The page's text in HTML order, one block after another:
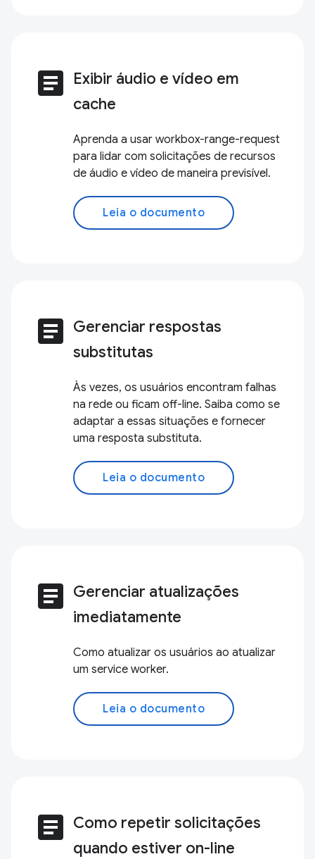
article Exibir áudio e vídeo em
cache
Aprenda a usar workbox-range-request
para lidar com solicitações de recursos
de áudio e vídeo de maneira previsível.
Leia o documento
article Gerenciar respostas
substitutas
Às vezes, os usuários encontram falhas
na rede ou ficam off-line. Saiba como se
adaptar a essas situações e fornecer
uma resposta substituta.
Leia o documento
article Gerenciar atualizações
imediatamente
Como atualizar os usuários ao atualizar
um service worker.
Leia o documento
article Como repetir solicitações
quando estiver on-line